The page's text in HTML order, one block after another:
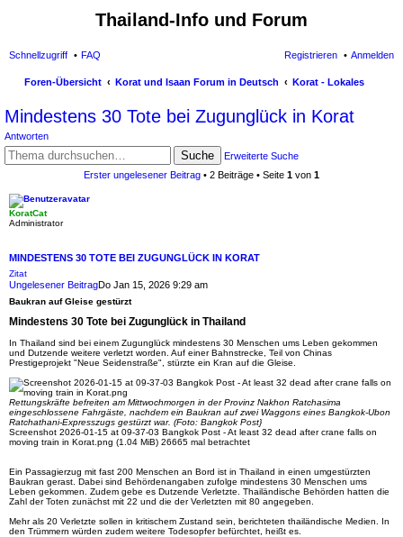
Thailand-Info und Forum
Schnellzugriff FAQ Anmelden
Registrieren
Foren-Übersicht Korat und Isaan Forum in Deutsch
Korat - Lokales
Mindestens 30 Tote bei Zugunglück in Korat
Antworten
Suche
Erweiterte Suche
Erster ungelesener Beitrag • 2 Beiträge • Seite 1 von 1
KoratCat
Administrator
MINDESTENS 30 TOTE BEI ZUGUNGLÜCK IN KORAT
Zitat
Ungelesener BeitragDo Jan 15, 2026 9:29 am
Baukran auf Gleise gestürzt
Mindestens 30 Tote bei Zugunglück in Thailand
In Thailand sind bei einem Zugunglück mindestens 30 Menschen ums Leben gekommen
und Dutzende weitere verletzt worden. Auf einer Bahnstrecke, Teil von Chinas
Prestigeprojekt "Neue Seidenstraße", stürzte ein Kran auf die Gleise.
Rettungskräfte befreiten am Mittwochmorgen in der Provinz Nakhon Ratchasima
eingeschlossene Fahrgäste, nachdem ein Baukran auf zwei Waggons eines Bangkok-Ubon
Ratchathani-Expresszugs gestürzt war. (Foto: Bangkok Post}
Screenshot 2026-01-15 at 09-37-03 Bangkok Post - At least 32 dead after crane falls on
moving train in Korat.png (1.04 MiB) 26665 mal betrachtet
Ein Passagierzug mit fast 200 Menschen an Bord ist in Thailand in einen umgestürzten
Baukran gerast. Dabei sind Behördenangaben zufolge mindestens 30 Menschen ums
Leben gekommen. Zudem gebe es Dutzende Verletzte. Thailändische Behörden hatten die
Zahl der Toten zunächst mit 22 und die der Verletzten mit 80 angegeben.
Mehr als 20 Verletzte sollen in kritischem Zustand sein, berichteten thailändische Medien. In
den Trümmern würden zudem weitere Todesopfer befürchtet, heißt es.